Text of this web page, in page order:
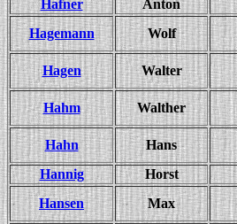
Hafner
Anton
Hagemann
Wolf
Hagen Walter
Hahm Walther
Hahn Hans
Hannig
Horst
Hansen
Max